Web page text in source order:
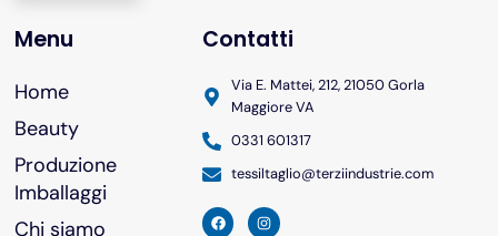
Menu
Home
Beauty
Produzione
Imballaggi
Chi siamo
Contatti
Via E. Mattei, 212, 21050 Gorla
Maggiore VA
0331 601317
tessiltaglio@terziindustrie.com